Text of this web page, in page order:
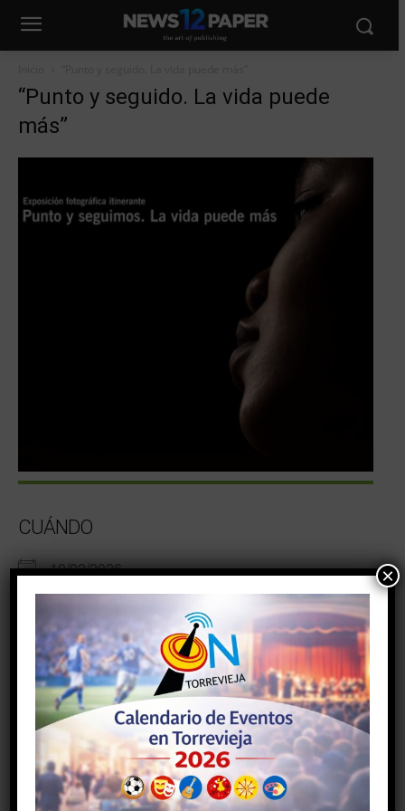
“Punto y seguido. La vida puede
más”
CUÁNDO
10/02/2026
10:00
AÑADIR AL CALENDARIO
Descargar ICS
Google Calendar
La muestra permanecerá abierta al público hasta el
próximo
20 de febreroen el hall delEdificio
Multiusos de Torrevieja, ubicado en la Avenida de las
Habaneras, 3A, en horario de9:00 a 13:30 horas y de
15:30 a 21:00 horas.
×